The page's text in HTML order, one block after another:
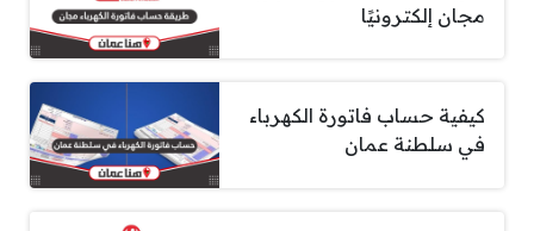
مجان إلكترونيًا
كيفية حساب فاتورة الكهرباء
في سلطنة عمان